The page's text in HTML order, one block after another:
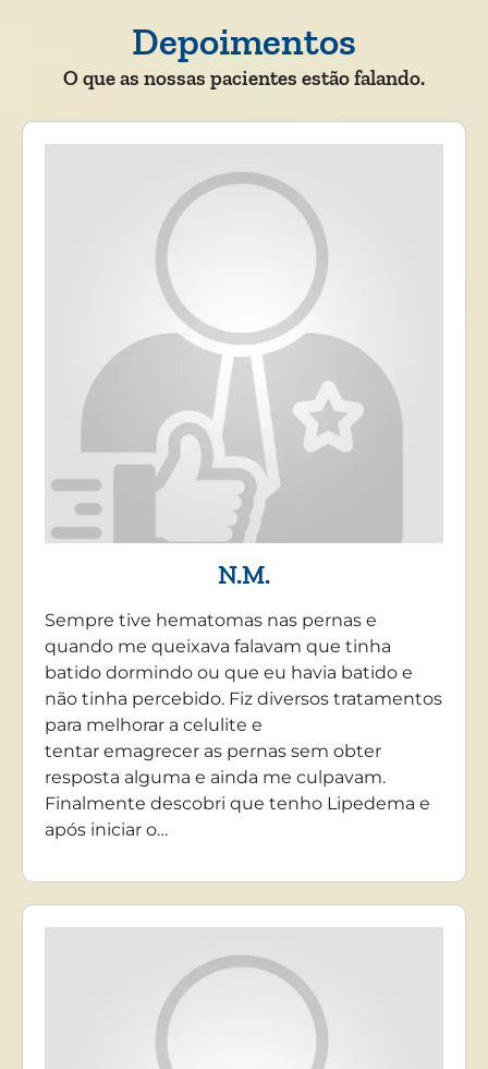
Depoimentos
O que as nossas pacientes estão falando.
N.M.
Sempre tive hematomas nas pernas e
quando me queixava falavam que tinha
batido dormindo ou que eu havia batido e
não tinha percebido. Fiz diversos tratamentos
para melhorar a celulite e
tentar emagrecer as pernas sem obter
resposta alguma e ainda me culpavam.
Finalmente descobri que tenho Lipedema e
após iniciar o…